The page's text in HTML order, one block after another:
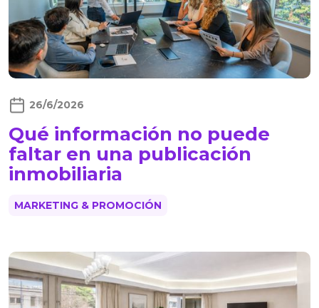
26/6/2026
Qué información no puede
faltar en una publicación
inmobiliaria
MARKETING & PROMOCIÓN